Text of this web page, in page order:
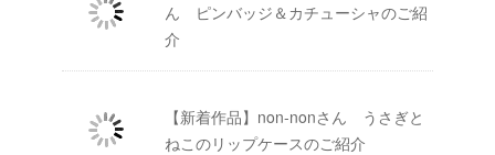
ん ピンバッジ＆カチューシャのご紹
介
【新着作品】non-nonさん うさぎと
ねこのリップケースのご紹介